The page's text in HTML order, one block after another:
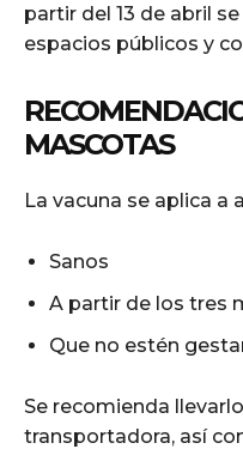
partir del 13 de abril
espacios públicos y
MASCOTAS
La vacuna se aplica a
Sanos
A partir de los tres
Que no estén
Se recomienda
transportadora, así